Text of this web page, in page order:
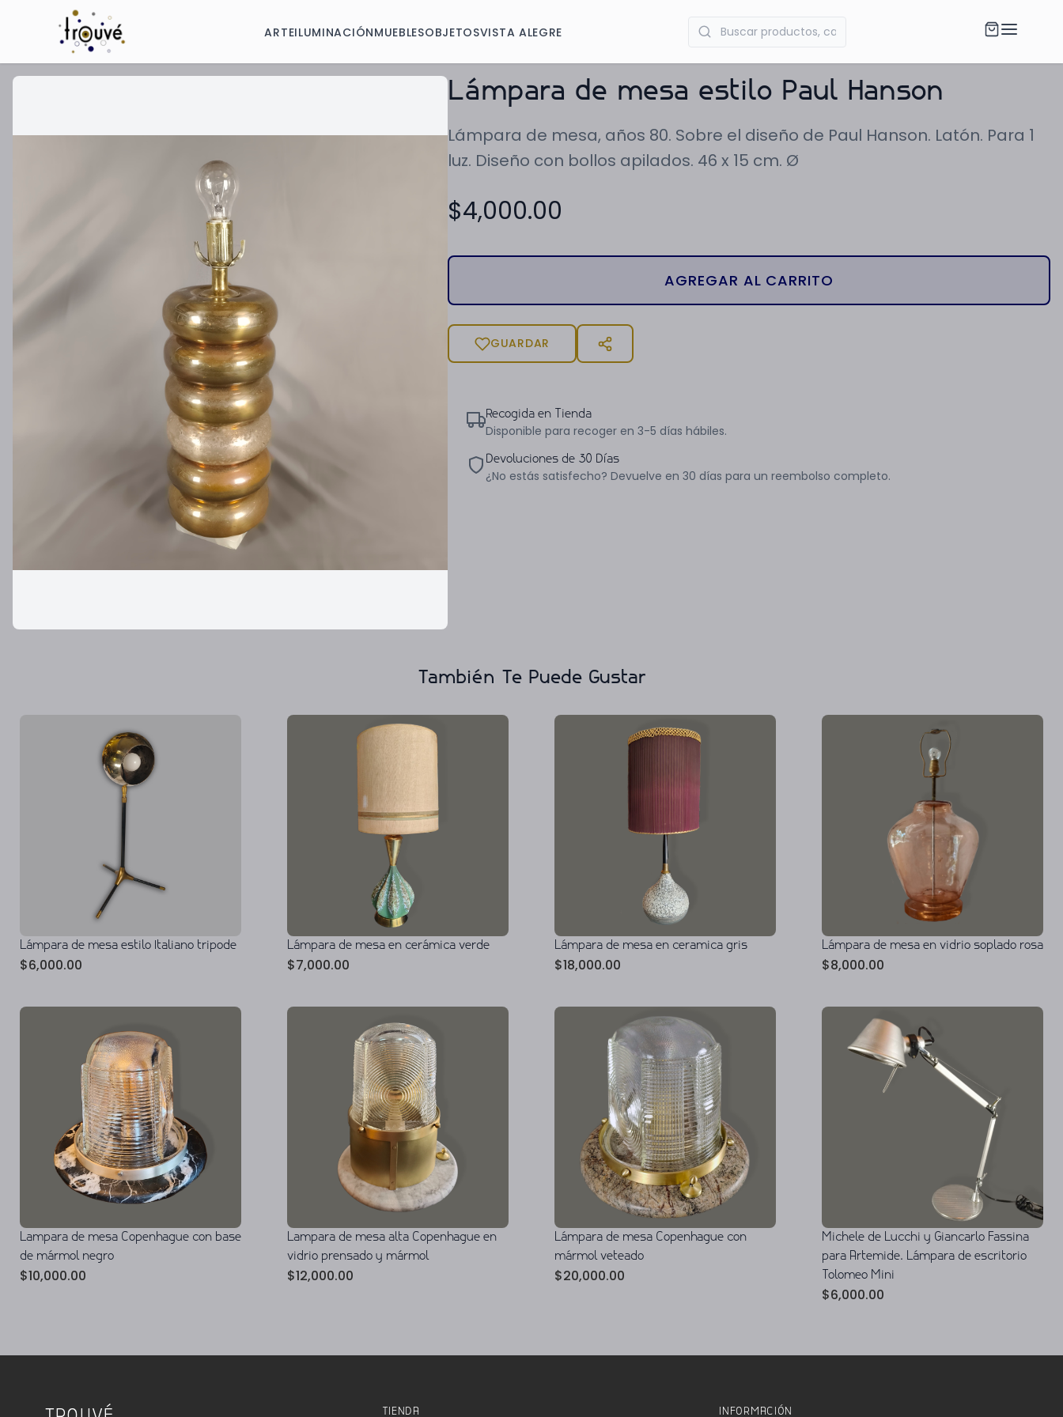
ARTEILUMINACIÓNMUEBLESOBJETOSVISTA ALEGRE
Lámpara de mesa estilo Paul Hanson
Lámpara de mesa, años 80. Sobre el diseño de Paul Hanson. Latón. Para 1
luz. Diseño con bollos apilados. 46 x 15 cm. Ø
$4,000.00
AGREGAR AL CARRITO
GUARDAR
Recogida en Tienda
Disponible para recoger en 3-5 días hábiles.
Devoluciones de 30 Días
¿No estás satisfecho? Devuelve en 30 días para un reembolso completo.
También Te Puede Gustar
Lámpara de mesa estilo Italiano tripode
$6,000.00
Lámpara de mesa en cerámica verde
$7,000.00
Lámpara de mesa en ceramica gris
$18,000.00
Lámpara de mesa en vidrio soplado rosa
$8,000.00
Lampara de mesa Copenhague con base
de mármol negro
$10,000.00
Lampara de mesa alta Copenhague en
vidrio prensado y mármol
$12,000.00
Lámpara de mesa Copenhague con
mármol veteado
$20,000.00
Michele de Lucchi y Giancarlo Fassina
para Artemide. Lámpara de escritorio
Tolomeo Mini
$6,000.00
TIENDA INFORMACIÓN